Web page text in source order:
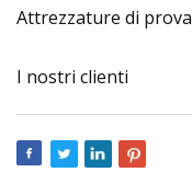
Attrezzature di prova
I nostri clienti